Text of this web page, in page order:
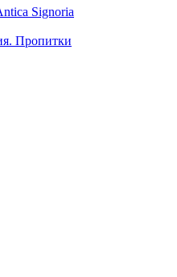
Signoria
Пропитки